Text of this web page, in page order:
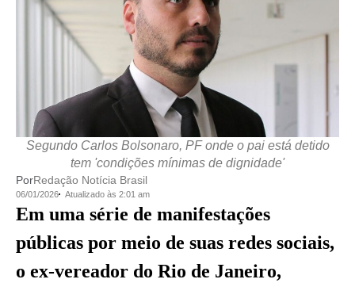
Segundo Carlos Bolsonaro, PF onde o pai está detido
tem 'condições mínimas de dignidade'
PorRedação Notícia Brasil
06/01/2026 Atualizado às 2:01 am
Em uma série de manifestações
públicas por meio de suas redes sociais,
o ex-vereador do Rio de Janeiro,